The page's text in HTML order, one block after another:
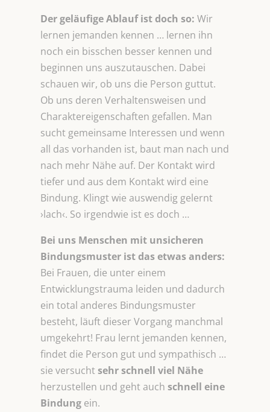
Der geläufige Ablauf ist doch so: Wir
lernen jemanden kennen … lernen ihn
noch ein bisschen besser kennen und
beginnen uns auszutauschen. Dabei
schauen wir, ob uns die Person guttut.
Ob uns deren Verhaltensweisen und
Charaktereigenschaften gefallen. Man
sucht gemeinsame Interessen und wenn
all das vorhanden ist, baut man nach und
nach mehr Nähe auf. Der Kontakt wird
tiefer und aus dem Kontakt wird eine
Bindung. Klingt wie auswendig gelernt
›lach‹. So irgendwie ist es doch …
Bei uns Menschen mit unsicheren
Bindungsmuster ist das etwas anders:
Bei Frauen, die unter einem
Entwicklungstrauma leiden und dadurch
ein total anderes Bindungsmuster
besteht, läuft dieser Vorgang manchmal
umgekehrt! Frau lernt jemanden kennen,
findet die Person gut und sympathisch …
sie versuchtsehr schnell viel Nähe
herzustellen und geht auchschnell eine
Bindung ein.